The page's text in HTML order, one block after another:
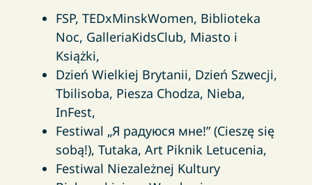
FSP, TEDxMinskWomen, Biblioteka
Noc, GalleriaKidsClub, Miasto i
Książki,
Dzień Wielkiej Brytanii, Dzień Szwecji,
Tbilisoba, Piesza Chodza, Nieba,
InFest,
Festiwal „Я радуюся мне!” (Cieszę się
sobą!), Tutaka, Art Piknik Letucenia,
Festiwal Niezależnej Kultury